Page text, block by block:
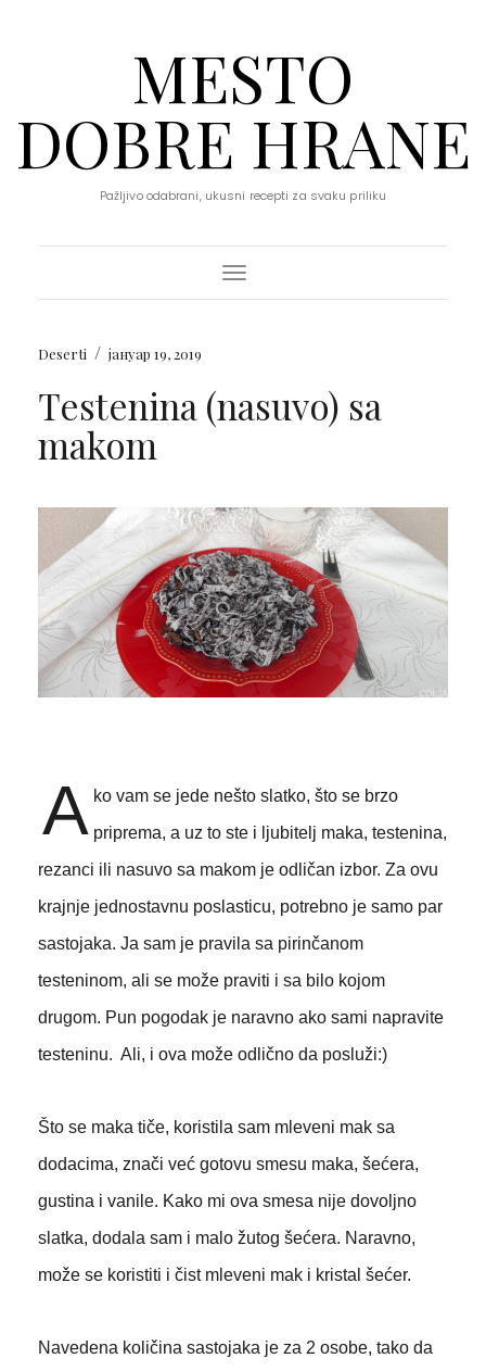
MESTO
DOBRE HRANE
Pažljivo odabrani, ukusni recepti za svaku priliku
Toggle Navigation
Deserti / јануар 19, 2019
Testenina (nasuvo) sa
makom
A ko vam se jede nešto slatko, što se brzo
priprema, a uz to ste i ljubitelj maka, testenina,
rezanci ili nasuvo sa makom je odličan izbor. Za ovu
krajnje jednostavnu poslasticu, potrebno je samo par
sastojaka. Ja sam je pravila sa pirinčanom
testeninom, ali se može praviti i sa bilo kojom
drugom. Pun pogodak je naravno ako sami napravite
testeninu. Ali, i ova može odlično da posluži:)
Što se maka tiče, koristila sam mleveni mak sa
dodacima, znači već gotovu smesu maka, šećera,
gustina i vanile. Kako mi ova smesa nije dovoljno
slatka, dodala sam i malo žutog šećera. Naravno,
može se koristiti i čist mleveni mak i kristal šećer.
Navedena količina sastojaka je za 2 osobe, tako da